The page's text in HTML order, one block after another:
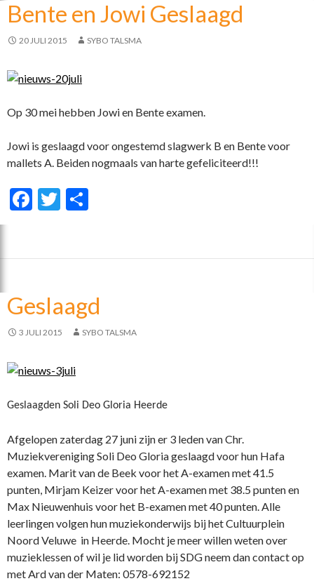
o
k
Bente en Jowi Geslaagd
20 JULI 2015 SYBO TALSMA
Op 30 mei hebben Jowi en Bente examen.
Jowi is geslaagd voor ongestemd slagwerk B en Bente voor
mallets A. Beiden nogmaals van harte gefeliciteerd!!!
F
b
o
k
T
er n
Geslaagd
3 JULI 2015 SYBO TALSMA
Geslaagden Soli Deo Gloria Heerde
Afgelopen zaterdag 27 juni zijn er 3 leden van Chr.
Muziekvereniging Soli Deo Gloria geslaagd voor hun Hafa
examen. Marit van de Beek voor het A-examen met 41.5
punten, Mirjam Keizer voor het A-examen met 38.5 punten en
Max Nieuwenhuis voor het B-examen met 40 punten. Alle
leerlingen volgen hun muziekonderwijs bij het Cultuurplein
Noord Veluwe in Heerde. Mocht je meer willen weten over
muzieklessen of wil je lid worden bij SDG neem dan contact op
met Ard van der Maten: 0578-692152